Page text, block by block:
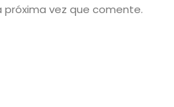
vez que comente.